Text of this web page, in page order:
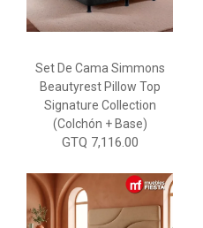
Set De Cama Simmons
Beautyrest Pillow Top
Signature Collection
(Colchón + Base)
GTQ 7,116.00